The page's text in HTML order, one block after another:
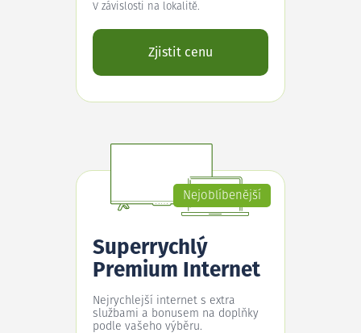
V závislosti na lokalitě.
Zjistit cenu
Nejoblíbenější
Superrychlý
Premium Internet
Nejrychlejší internet s extra
službami a bonusem na doplňky
podle vašeho výběru.